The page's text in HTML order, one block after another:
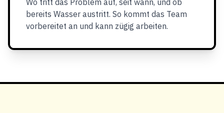
Wo tritt das Problem auf, seit wann, und ob
bereits Wasser austritt. So kommt das Team
vorbereitet an und kann zügig arbeiten.